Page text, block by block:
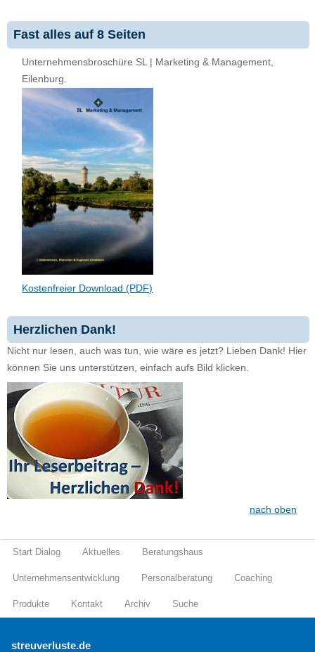
Fast alles auf 8 Seiten
Unternehmensbroschüre SL | Marketing & Management,
Eilenburg.
Kostenfreier Download (PDF)
Herzlichen Dank!
Nicht nur lesen, auch was tun, wie wäre es jetzt? Lieben Dank! Hier
können Sie uns unterstützen, einfach aufs Bild klicken.
nach oben
Start Dialog Aktuelles Beratungshaus
Unternehmensentwicklung Personalberatung Coaching
Produkte Kontakt Archiv Suche
streuverluste.de